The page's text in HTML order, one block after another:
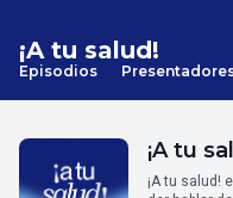
¡A tu salud!
Episodios
¡A tu
¡A tu salud!